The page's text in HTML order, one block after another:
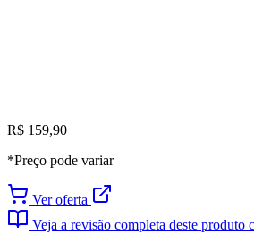
R$ 159,90
*Preço pode variar
Ver oferta
Veja a revisão completa deste produto